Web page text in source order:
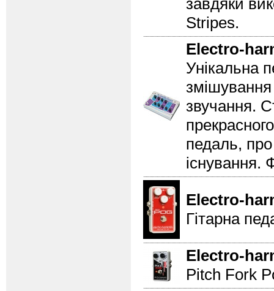
завдяки
Stripes.
Electro-
Унікальна
звучання.
педаль,
існування.
Electro-
Гітарна
Electro-
Pitch Fork